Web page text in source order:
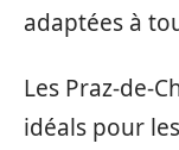
adaptées à
Les Praz-de-
idéals pour